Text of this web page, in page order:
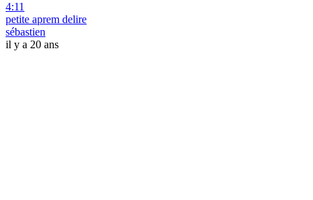
4:11
petite aprem delire
sébastien
il y a 20 ans